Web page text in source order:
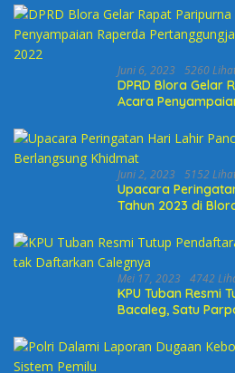
Juni 6, 2023 5260
DPRD Blora Gelar
Acara
2022
Juni 2, 2023 5152
Upacara
Tahun 2023 di
Mei 17, 2023 4742
KPU Tuban Resmi
Bacaleg, Satu